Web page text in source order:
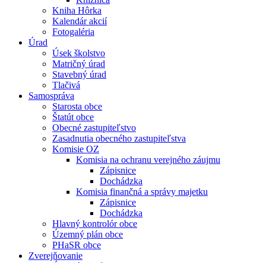
Kniha Hôrka
Kalendár akcií
Fotogaléria
Úrad
Úsek školstvo
Matričný úrad
Stavebný úrad
Tlačivá
Samospráva
Starosta obce
Štatút obce
Obecné zastupiteľstvo
Zasadnutia obecného zastupiteľstva
Komisie OZ
Komisia na ochranu verejného záujmu
Zápisnice
Dochádzka
Komisia finančná a správy majetku
Zápisnice
Dochádzka
Hlavný kontrolór obce
Územný plán obce
PHaSR obce
Zverejňovanie